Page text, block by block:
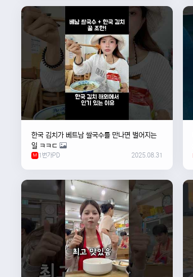
한국 김치가 베트남 쌀국수를 만나면 벌어지는
일 ㅋㅋㄷ
M 1번가PD 2025.08.31